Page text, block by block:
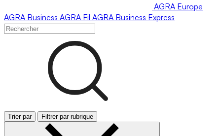
AGRA Europe
AGRA Business AGRA Fil AGRA Business Express
Trier par Filtrer par rubrique